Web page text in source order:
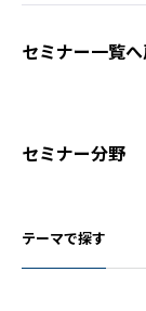
セミナー一覧
セミナー分野
テーマで探す